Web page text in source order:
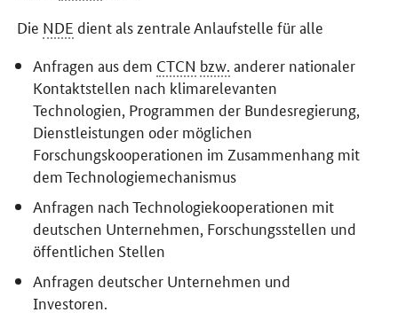
Die NDE dient als zentrale Anlaufstelle für alle
Anfragen aus dem CTCN bzw. anderer nationaler
Kontaktstellen nach klimarelevanten
Technologien, Programmen der Bundesregierung,
Dienstleistungen oder möglichen
Forschungskooperationen im Zusammenhang mit
dem Technologiemechanismus
Anfragen nach Technologiekooperationen mit
deutschen Unternehmen, Forschungsstellen und
öffentlichen Stellen
Anfragen deutscher Unternehmen und
Investoren.